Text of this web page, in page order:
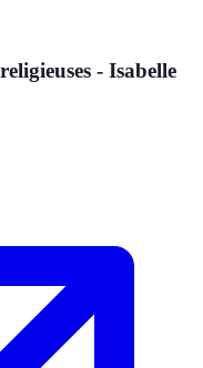
- Isabelle